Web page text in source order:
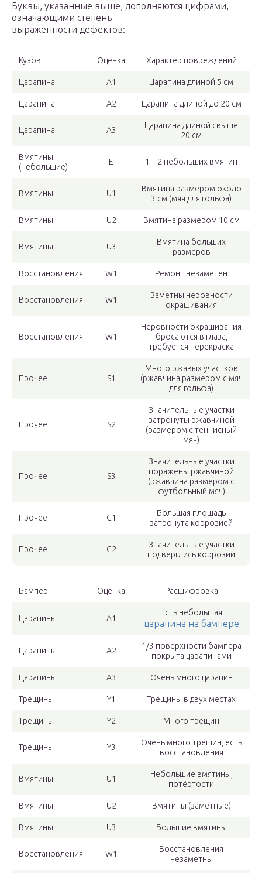
Буквы, указанные выше, дополняются цифрами,
означающими степень
выраженности дефектов:
Кузов Оценка Характер повреждений
Царапина А1 Царапина длиной 5 см
Царапина А2 Царапина длиной до 20 см
Царапина А3
Царапина длиной свыше
20 см
Вмятины
(небольшие)
E 1 – 2 небольших вмятин
Вмятины U1
Вмятина размером около
3 см (мяч для гольфа)
Вмятины U2 Вмятина размером 10 см
Вмятины U3
Вмятина больших
размеров
Восстановления W1 Ремонт незаметен
Восстановления W1
Заметны неровности
окрашивания
Восстановления W1
Неровности окрашивания
бросаются в глаза,
требуется перекраска
Прочее S1
Много ржавых участков
(ржавчина размером с мяч
для гольфа)
Прочее S2
Значительные участки
затронуты ржавчиной
(размером с теннисный
мяч)
Прочее S3
Значительные участки
поражены ржавчиной
(ржавчина размером с
футбольный мяч)
Прочее С1
Большая площадь
затронута коррозией
Прочее С2
Значительные участки
подверглись коррозии
Бампер Оценка Расшифровка
Царапины А1
Есть небольшая
царапина на бампере
Царапины А2
1/3 поверхности бампера
покрыта царапинами
Царапины А3 Очень много царапин
Трещины Y1 Трещины в двух местах
Трещины Y2 Много трещин
Трещины Y3
Очень много трещин, есть
восстановления
Вмятины U1
Небольшие вмятины,
потёртости
Вмятины U2 Вмятины (заметные)
Вмятины U3 Большие вмятины
Восстановления W1
Восстановления
незаметны